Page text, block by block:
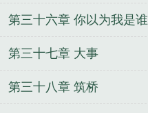
第三十六章 你以为我是谁
第三十七章 大事
第三十八章 筑桥